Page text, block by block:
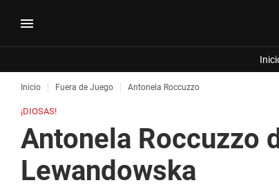
Inicio Fuera de Juego Antonela Roccuzzo
¡DIOSAS!
Antonela Roccuzzo
Lewandowska